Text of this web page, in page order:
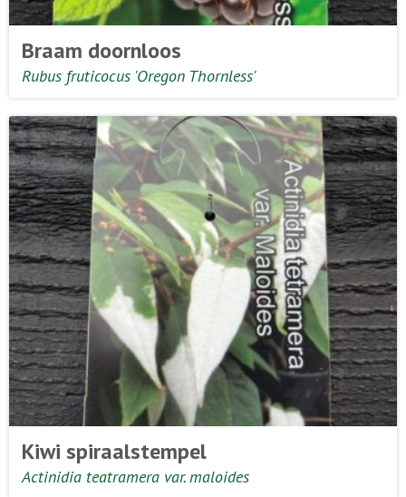
Braam doornloos
Rubus fruticocus 'Oregon Thornless'
Kiwi spiraalstempel
Actinidia teatramera var. maloides